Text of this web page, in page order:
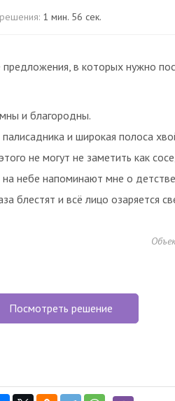
1 мин. 56 сек.
предложения, в которых нужно
и благородны.
и широкая полоса
не могут не заметить как
небе напоминают мне о
блестят и всё лицо озаряется
Посмотреть решение